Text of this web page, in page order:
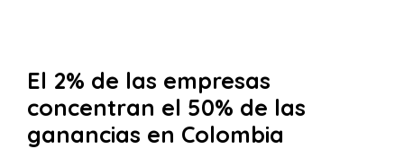
El 2% de las empresas
concentran el 50% de las
ganancias en Colombia